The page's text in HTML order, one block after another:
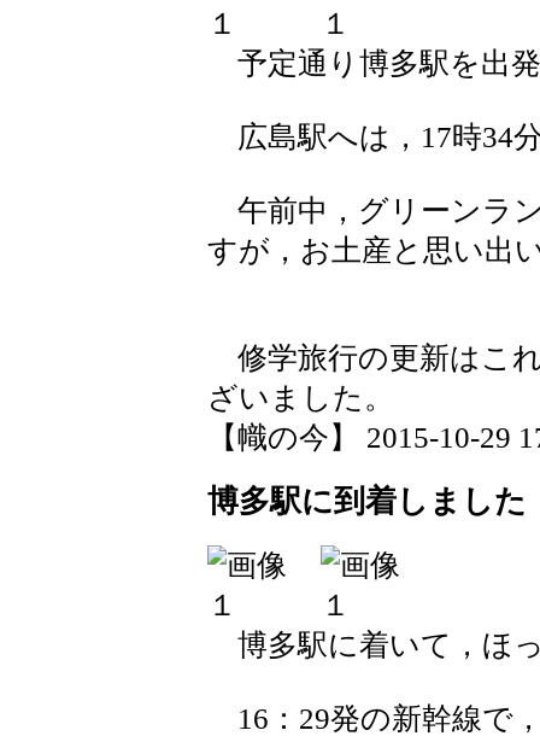
予定通り博多駅を出
広島駅へは，17時34
午前中，グリーンラ
すが，お土産と思い出
修学旅行の更新はこ
ざいました。
【幟の今】 2015-10-29
博多駅に到着しました
博多駅に着いて，ほ
16：29発の新幹線で